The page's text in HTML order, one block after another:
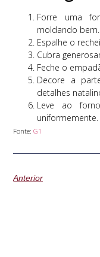
Forre uma
moldando bem.
Espalhe o
Cubra
Feche o
Decore a
detalhes
Leve ao
uniformemente.
Fonte:G1
Anterior